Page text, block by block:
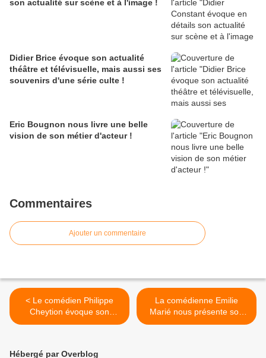
son actualité sur scène et à l'image !
Didier Brice évoque son actualité
théâtre et télévisuelle, mais aussi ses
souvenirs d'une série culte !
Eric Bougnon nous livre une belle
vision de son métier d'acteur !
Commentaires
Ajouter un commentaire
< Le comédien Philippe
Cheytion évoque son
parcours et ses projets !
La comédienne Emilie
Marié nous présente son
actualité et ses projets ! >
Hébergé par Overblog